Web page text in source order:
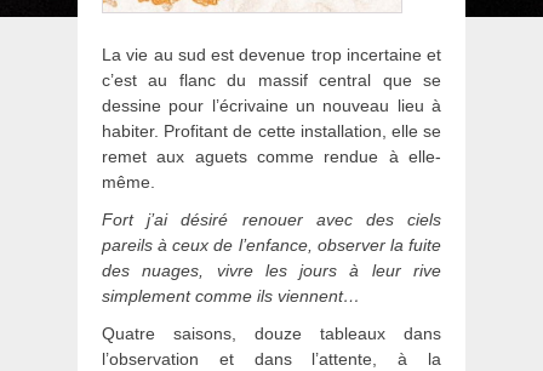
La vie au sud est devenue trop incertaine et
c’est au flanc du massif central que se
dessine pour l’écrivaine un nouveau lieu à
habiter. Profitant de cette installation, elle se
remet aux aguets comme rendue à elle-
même.
Fort j’ai désiré renouer avec des ciels
pareils à ceux de l’enfance, observer la fuite
des nuages, vivre les jours à leur rive
simplement comme ils viennent…
Quatre saisons, douze tableaux dans
l’observation et dans l’attente, à la